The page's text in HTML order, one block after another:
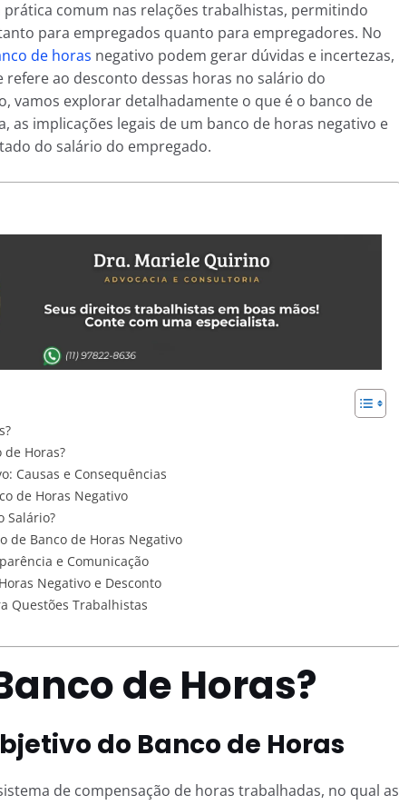
prática comum nas relações trabalhistas, permitindo
para empregados quanto para empregadores. No
de horas negativo podem gerar dúvidas e incertezas,
refere ao desconto dessas horas no salário do
vamos explorar detalhadamente o que é o banco de
as implicações legais de um banco de horas negativo e
do salário do empregado.
de Horas?
Causas e Consequências
de Horas Negativo
Salário?
de Banco de Horas Negativo
e Comunicação
Negativo e Desconto
Questões Trabalhistas
de Horas?
do Banco de Horas
de compensação de horas trabalhadas, no qual as